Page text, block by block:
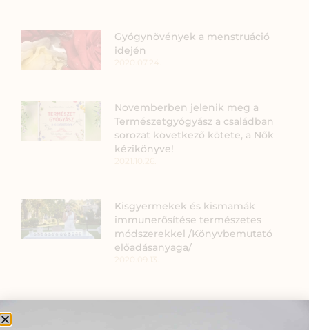
Gyógynövények a menstruáció
idején
Novemberben jelenik meg a
Természetgyógyász a családban
sorozat következő kötete, a Nők
kézikönyve!
Kisgyermekek és kismamák
immunerősítése természetes
módszerekkel /Könyvbemutató
előadásanyaga/